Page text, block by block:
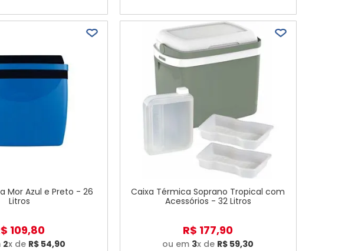
Mor Azul e Preto - 26
Litros
109,80
2x de R$ 54,90
Caixa Térmica Soprano Tropical com
Acessórios - 32 Litros
R$ 177,90
ou em 3x de R$ 59,30